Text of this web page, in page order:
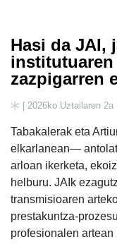
Hasi da JAI,
institutuaren
zazpigarren
| 2026ko Uztailaren 2a
Tabakalerak eta
elkarlanean—
arloan ikerketa,
helburu. JAIk
transmisioaren
prestakuntza-
profesionalen artean